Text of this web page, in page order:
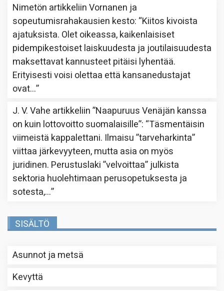
Nimetön artikkeliinVornanen ja
sopeutumisrahakausien kesto: “Kiitos kivoista
ajatuksista. Olet oikeassa, kaikenlaisiset
pidempikestoiset laiskuudesta ja joutilaisuudesta
maksettavat kannusteet pitäisi lyhentää.
Erityisesti voisi olettaa että kansanedustajat
ovat…”
J. V. Vahe artikkeliin”Naapuruus Venäjän kanssa
on kuin lottovoitto suomalaisille”: “Täsmentäisin
viimeistä kappalettani. Ilmaisu ”tarveharkinta”
viittaa järkevyyteen, mutta asia on myös
juridinen. Perustuslaki ”velvoittaa” julkista
sektoria huolehtimaan perusopetuksesta ja
sotesta,…”
SISÄLTÖ
Asunnot ja metsä
Kevyttä